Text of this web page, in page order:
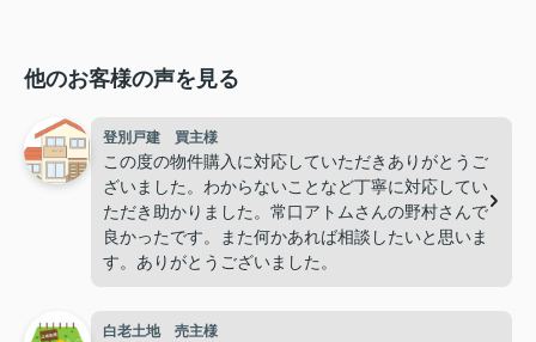
他のお客様の声を見る
登別戸建 買主様
この度の物件購入に対応していただきありがとうご
ざいました。わからないことなど丁寧に対応してい
ただき助かりました。常口アトムさんの野村さんで
良かったです。また何かあれば相談したいと思いま
す。ありがとうございました。
白老土地 売主様